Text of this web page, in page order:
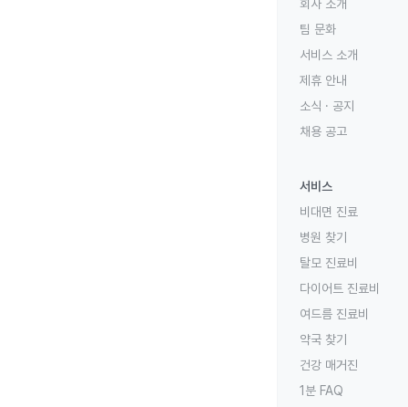
회사 소개
팀 문화
서비스 소개
제휴 안내
소식 · 공지
채용 공고
서비스
비대면 진료
병원 찾기
탈모 진료비
다이어트 진료비
여드름 진료비
약국 찾기
건강 매거진
1분 FAQ